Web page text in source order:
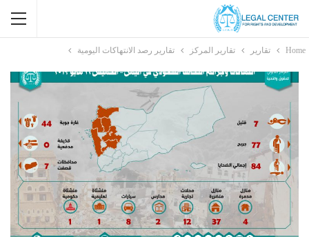
Home تقارير تقارير المركز تقارير رصد الانتهاكات اليومية